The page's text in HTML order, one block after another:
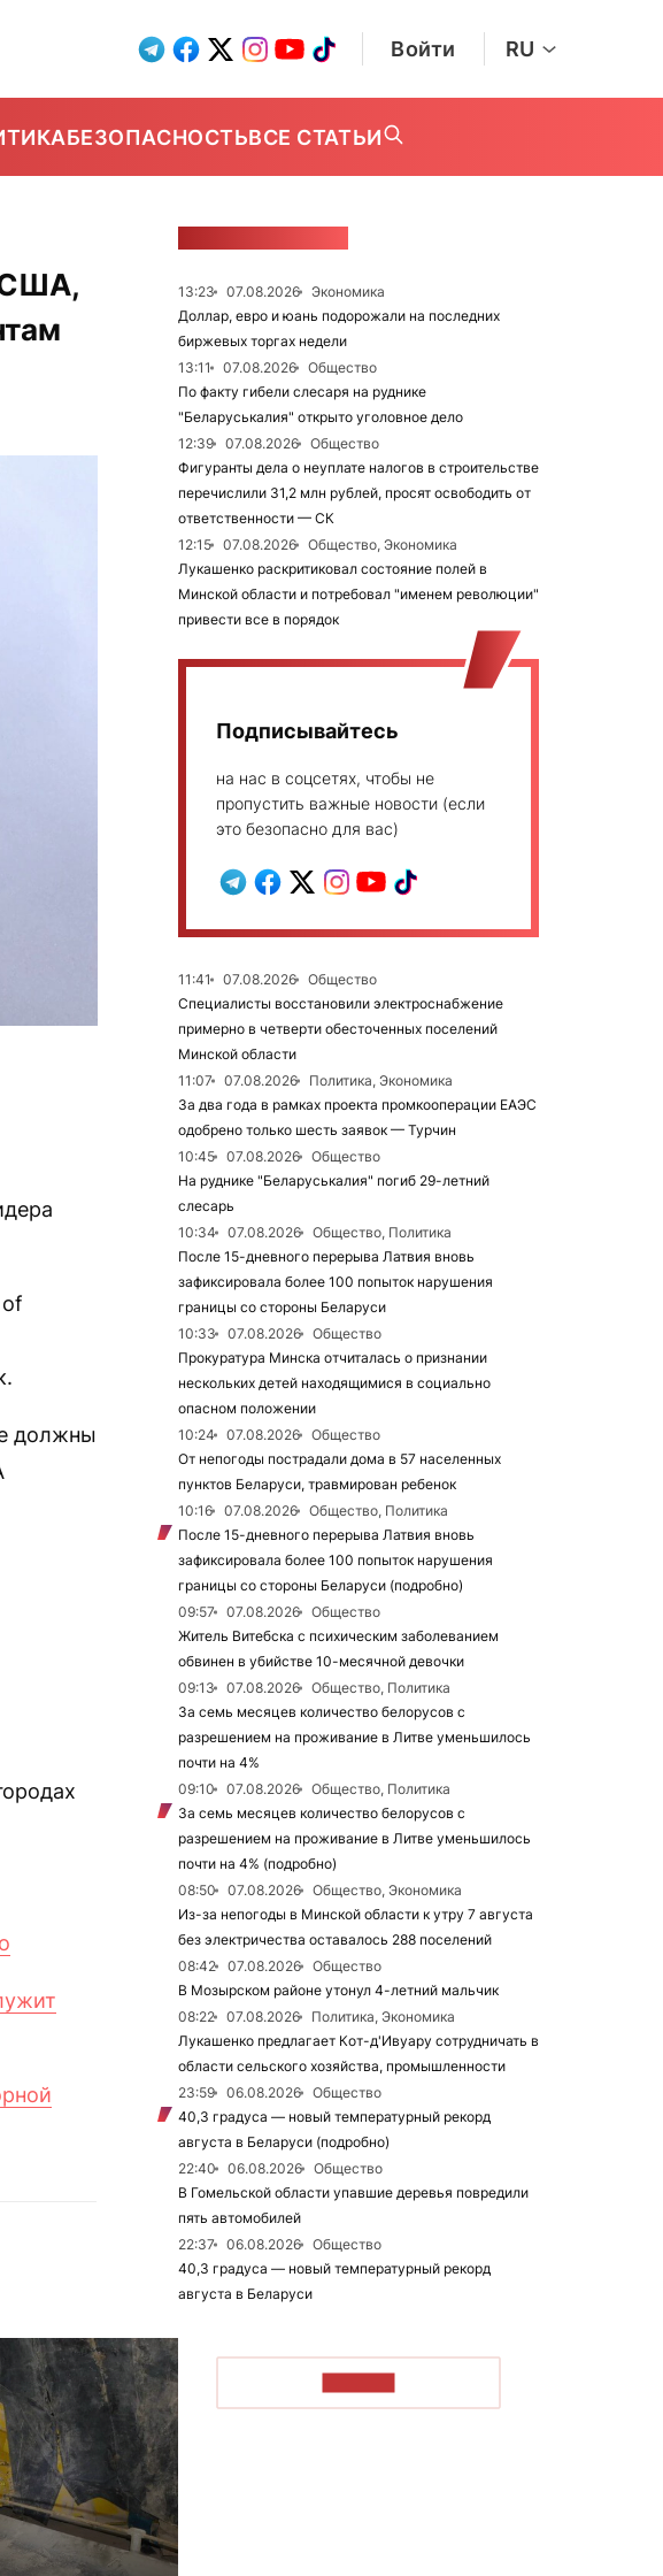
Войти RU
БЕЗОПАСНОСТЬВСЕ СТАТЬИ
США,
должны
13:23 07.08.2026
Экономика
Доллар, евро и юань подорожали на последних
биржевых торгах недели
13:11
07.08.2026
Общество
По факту гибели слесаря на руднике
"Беларуськалия" открыто уголовное дело
12:39
07.08.2026
Общество
Фигуранты дела о неуплате налогов в строительстве
перечислили 31,2 млн рублей, просят освободить от
ответственности — СК
12:15
07.08.2026
Общество, Экономика
Лукашенко раскритиковал состояние полей в
Минской области и потребовал "именем революции"
привести все в порядок
Подписывайтесь
на нас в соцсетях, чтобы не
пропустить важные новости (если
это безопасно для вас)
11:41 07.08.2026
Общество
Специалисты восстановили электроснабжение
примерно в четверти обесточенных поселений
Минской области
11:07
07.08.2026
Политика, Экономика
За два года в рамках проекта промкооперации ЕАЭС
одобрено только шесть заявок — Турчин
10:45
07.08.2026
Общество
На руднике "Беларуськалия" погиб 29-летний
слесарь
10:34
07.08.2026
Общество, Политика
После 15-дневного перерыва Латвия вновь
зафиксировала более 100 попыток нарушения
границы со стороны Беларуси
10:33
07.08.2026
Общество
Прокуратура Минска отчиталась о признании
нескольких детей находящимися в социально
опасном положении
10:24
07.08.2026
Общество
От непогоды пострадали дома в 57 населенных
пунктов Беларуси, травмирован ребенок
10:16
07.08.2026
Общество, Политика
После 15-дневного перерыва Латвия вновь
зафиксировала более 100 попыток нарушения
границы со стороны Беларуси (подробно)
09:57
07.08.2026
Общество
Житель Витебска с психическим заболеванием
обвинен в убийстве 10-месячной девочки
09:13
07.08.2026
Общество, Политика
За семь месяцев количество белорусов с
разрешением на проживание в Литве уменьшилось
почти на 4%
09:10
07.08.2026
Общество, Политика
За семь месяцев количество белорусов с
разрешением на проживание в Литве уменьшилось
почти на 4% (подробно)
08:50
07.08.2026
Общество, Экономика
Из-за непогоды в Минской области к утру 7 августа
без электричества оставалось 288 поселений
08:42
07.08.2026
Общество
В Мозырском районе утонул 4-летний мальчик
08:22
07.08.2026
Политика, Экономика
Лукашенко предлагает Кот-д'Ивуару сотрудничать в
области сельского хозяйства, промышленности
23:59
06.08.2026
Общество
40,3 градуса — новый температурный рекорд
августа в Беларуси (подробно)
22:40
06.08.2026
Общество
В Гомельской области упавшие деревья повредили
пять автомобилей
22:37
06.08.2026
Общество
40,3 градуса — новый температурный рекорд
августа в Беларуси